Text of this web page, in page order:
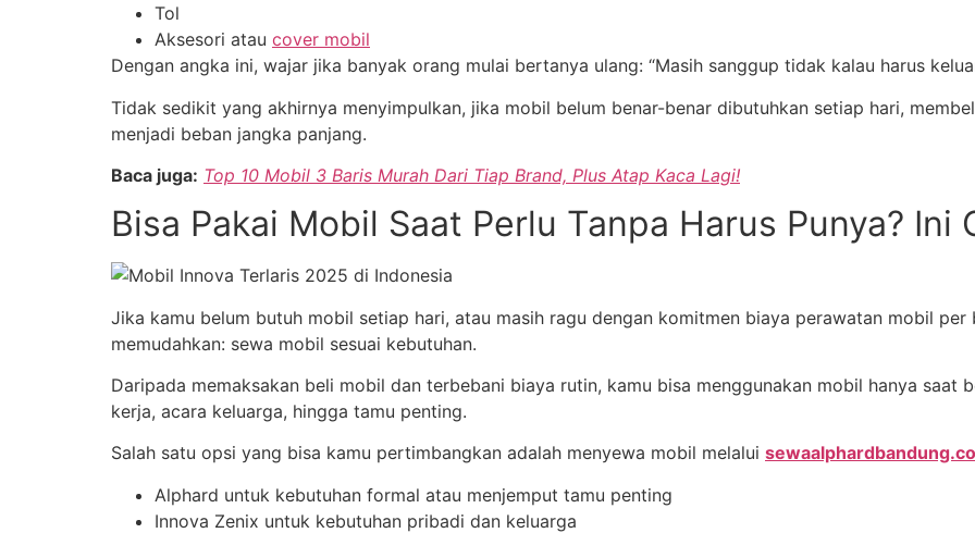
Tol
Aksesori atau cover mobil
Dengan angka ini, wajar jika banyak orang mulai bertanya ulang: “Masih sanggup tidak kalau harus
Tidak sedikit yang akhirnya menyimpulkan, jika mobil belum benar-benar dibutuhkan setiap hari,
menjadi beban jangka panjang.
Baca juga: Top 10 Mobil 3 Baris Murah Dari Tiap Brand, Plus Atap Kaca Lagi!
Bisa Pakai Mobil Saat Perlu Tanpa Harus Punya? Ini
Jika kamu belum butuh mobil setiap hari, atau masih ragu dengan komitmen biaya perawatan mobil per
memudahkan: sewa mobil sesuai kebutuhan.
Daripada memaksakan beli mobil dan terbebani biaya rutin, kamu bisa menggunakan mobil hanya saat
kerja, acara keluarga, hingga tamu penting.
Salah satu opsi yang bisa kamu pertimbangkan adalah menyewa mobil melalui
Alphard untuk kebutuhan formal atau menjemput tamu penting
Innova Zenix untuk kebutuhan pribadi dan keluarga